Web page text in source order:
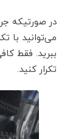
در صورتیکه
می‌توانید با
ببرید. فقط
تکرار کنید.